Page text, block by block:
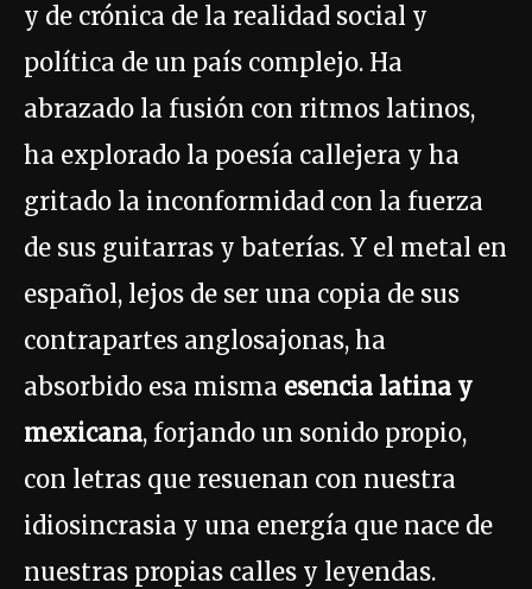
y de crónica de la realidad social y
política de un país complejo. Ha
abrazado la fusión con ritmos latinos,
ha explorado la poesía callejera y ha
gritado la inconformidad con la fuerza
de sus guitarras y baterías. Y el metal en
español, lejos de ser una copia de sus
contrapartes anglosajonas, ha
absorbido esa misma esencia latina y
mexicana, forjando un sonido propio,
con letras que resuenan con nuestra
idiosincrasia y una energía que nace de
nuestras propias calles y leyendas.